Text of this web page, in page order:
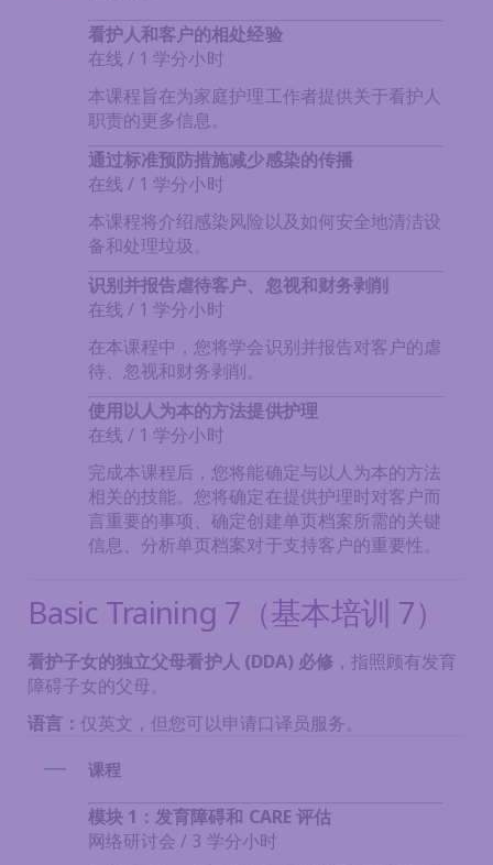
看护人和客户的相处经验
在线 / 1 学分小时
本课程旨在为家庭护理工作者提供关于看护人
职责的更多信息。
通过标准预防措施减少感染的传播
在线 / 1 学分小时
本课程将介绍感染风险以及如何安全地清洁设
备和处理垃圾。
识别并报告虐待客户、忽视和财务剥削
在线 / 1 学分小时
在本课程中，您将学会识别并报告对客户的虐
待、忽视和财务剥削。
使用以人为本的方法提供护理
在线 / 1 学分小时
完成本课程后，您将能确定与以人为本的方法
相关的技能。您将确定在提供护理时对客户而
言重要的事项、确定创建单页档案所需的关键
信息、分析单页档案对于支持客户的重要性。
Basic Training 7（基本培训 7）
看护子女的独立父母看护人 (DDA) 必修 ，指照顾有发育
障碍子女的父母。
语言：仅英文，但您可以申请口译员服务。
课程
模块 1：发育障碍和 CARE 评估
网络研讨会 / 3 学分小时